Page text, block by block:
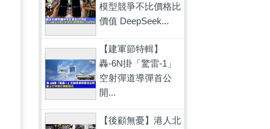
模型競爭不比價格比
價值 DeepSeek...
【建軍節特輯】
轟-6N掛「驚雷-1」
空射彈道導彈首公
開...
【後顧無憂】港人北